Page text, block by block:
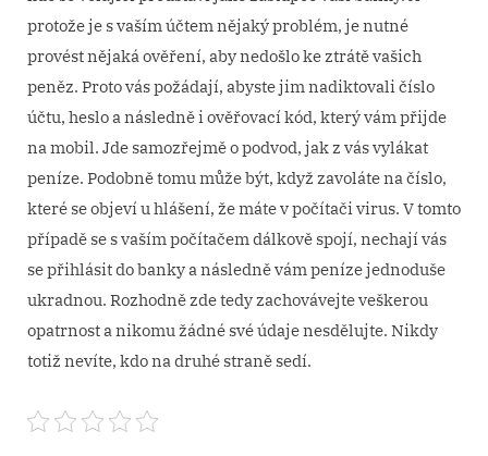
protože je s vaším účtem nějaký problém, je nutné
provést nějaká ověření, aby nedošlo ke ztrátě vašich
peněz. Proto vás požádají, abyste jim nadiktovali číslo
účtu, heslo a následně i ověřovací kód, který vám přijde
na mobil. Jde samozřejmě o podvod, jak z vás vylákat
peníze. Podobně tomu může být, když zavoláte na číslo,
které se objeví u hlášení, že máte v počítači virus. V tomto
případě se s vaším počítačem dálkově spojí, nechají vás
se přihlásit do banky a následně vám peníze jednoduše
ukradnou. Rozhodně zde tedy zachovávejte veškerou
opatrnost a nikomu žádné své údaje nesdělujte. Nikdy
totiž nevíte, kdo na druhé straně sedí.